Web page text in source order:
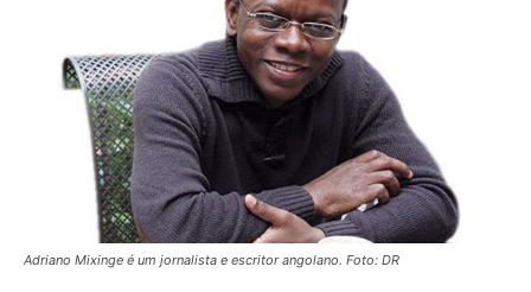
Adriano Mixinge é um jornalista e escritor angolano. Foto: DR